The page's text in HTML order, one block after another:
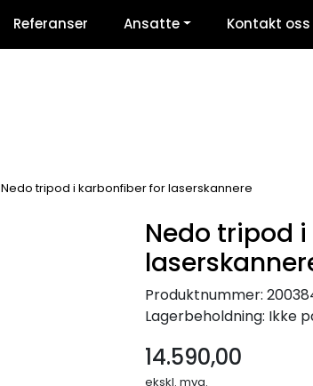
Referanser Ansatte Kontakt oss
Nedo tripod i karbonfiber for laserskannere
Nedo tripod
Produktnummer:
Lagerbeholdning: Ikke
14.590,00
ekskl. mva.